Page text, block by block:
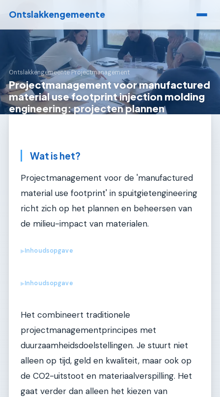
Ontslakkengemeente
Ontslakkengemeente›Projectmanagement
Projectmanagement voor manufactured
material use footprint injection molding
engineering: projecten plannen
Wat is het?
Projectmanagement voor de 'manufactured
material use footprint' in spuitgietengineering
richt zich op het plannen en beheersen van
de milieu-impact van materialen.
▶Inhoudsopgave
▶Inhoudsopgave
Het combineert traditionele
projectmanagementprincipes met
duurzaamheidsdoelstellingen. Je stuurt niet
alleen op tijd, geld en kwaliteit, maar ook op
de CO2-uitstoot en materiaalverspilling. Het
gaat verder dan alleen het kiezen van